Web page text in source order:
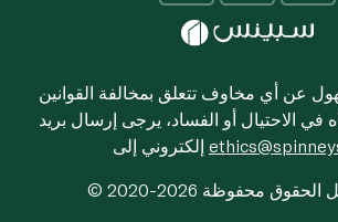
عن أي مخاوف تتعلق بمخالفة القوانين
في الاحتيال أو الفساد، يرجى إرسال بريد
كل الحقوق محفوظة